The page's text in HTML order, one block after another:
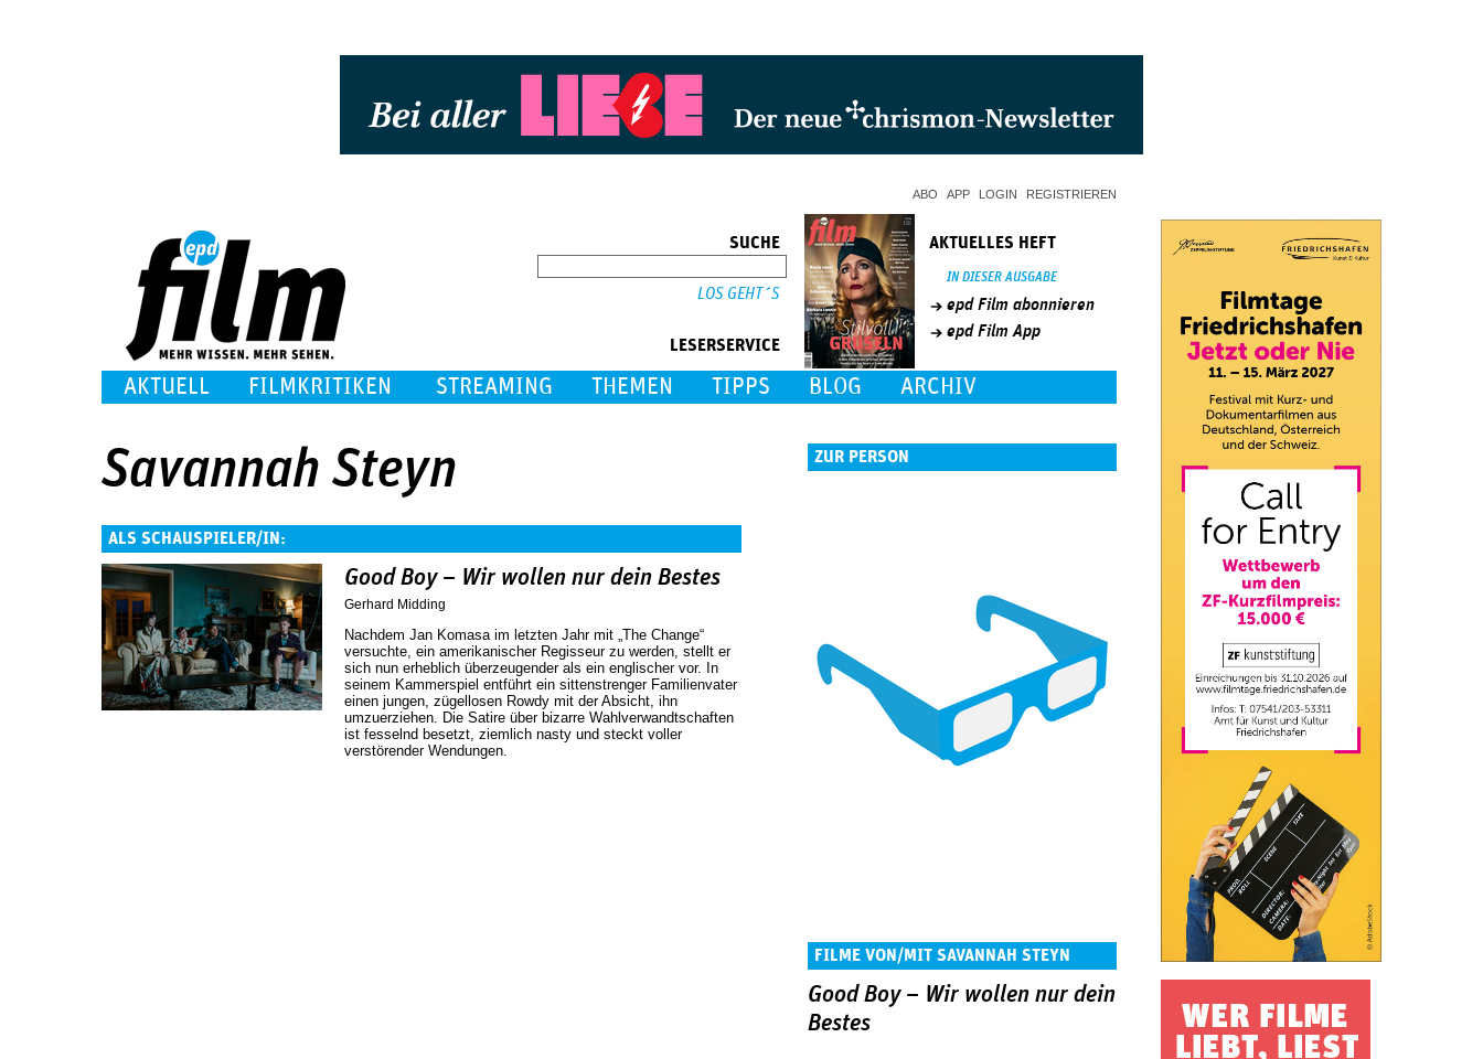
ABO APP LOGIN REGISTRIEREN
SUCHE
LESERSERVICE
AKTUELLES HEFT
IN DIESER AUSGABE
epd Film abonnieren
epd Film App
AKTUELL FILMKRITIKEN STREAMING THEMEN TIPPS BLOG ARCHIV
Savannah Steyn
ALS SCHAUSPIELER/IN:
Good Boy – Wir wollen nur dein Bestes
Gerhard Midding
Nachdem Jan Komasa im letzten Jahr mit „The Change“
versuchte, ein amerikanischer Regisseur zu werden, stellt er
sich nun erheblich überzeugender als ein englischer vor. In
seinem Kammerspiel entführt ein sittenstrenger Familienvater
einen jungen, zügellosen Rowdy mit der Absicht, ihn
umzuerziehen. Die Satire über bizarre Wahlverwandtschaften
ist fesselnd besetzt, ziemlich nasty und steckt voller
verstörender Wendungen.
ZUR PERSON
FILME VON/MIT SAVANNAH STEYN
Good Boy – Wir wollen nur dein
Bestes